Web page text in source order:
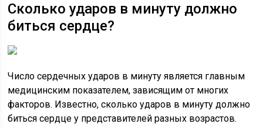
Сколько ударов в минуту должно
биться сердце?
Число сердечных ударов в минуту является главным
медицинским показателем, зависящим от многих
факторов. Известно, сколько ударов в минуту должно
биться сердце у представителей разных возрастов.